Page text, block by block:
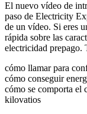
El nuevo vídeo de
paso de Electricity
de un vídeo. Si eres
rápida sobre las
electricidad prepago.
cómo llamar para
cómo conseguir
cómo se comporta el
kilovatios